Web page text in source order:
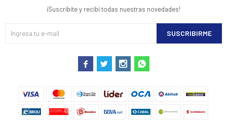
¡Suscribite y recibí todas nuestras novedades!
SUSCRIBIRME
   